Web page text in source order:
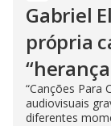
Gabriel
própria
“Canções Para
audiovisuais
diferentes